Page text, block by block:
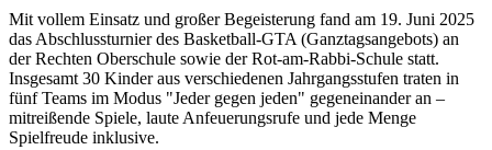
Mit vollem Einsatz und großer Begeisterung fand am 19. Juni 2025
das Abschlussturnier des Basketball-GTA (Ganztagsangebots) an
der Rechten Oberschule sowie der Rot-am-Rabbi-Schule statt.
Insgesamt 30 Kinder aus verschiedenen Jahrgangsstufen traten in
fünf Teams im Modus "Jeder gegen jeden" gegeneinander an –
mitreißende Spiele, laute Anfeuerungsrufe und jede Menge
Spielfreude inklusive.